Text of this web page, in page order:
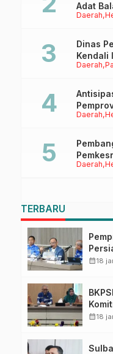
Daerah
Adat
Daerah
Dinas
Kendali
Daerah
Ruang
Daerah
Sulbar
TERBARU
calendar_month18
calendar_month18